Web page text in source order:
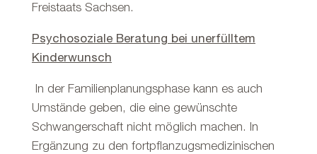
Freistaats Sachsen.
Psychosoziale Beratung bei unerfülltem
Kinderwunsch
In der Familienplanungsphase kann es auch
Umstände geben, die eine gewünschte
Schwangerschaft nicht möglich machen. In
Ergänzung zu den fortpflanzugsmedizinischen